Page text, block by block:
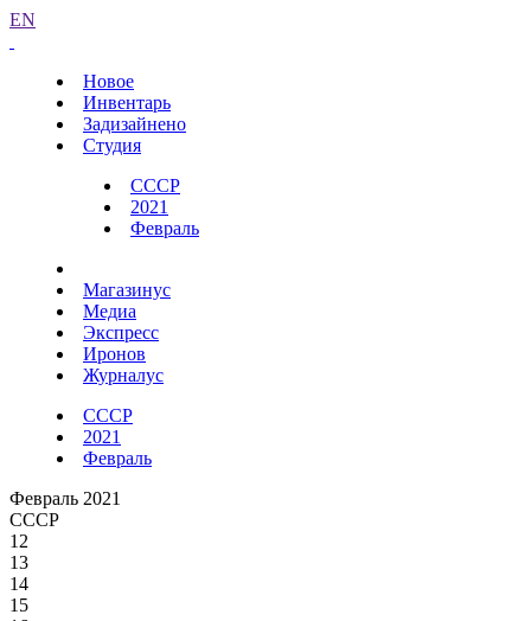
EN
Новое
Инвентарь
Задизайнено
Студия
СССР
2021
Февраль
Магазинус
Медиа
Экспресс
Иронов
Журналус
СССР
2021
Февраль
Февраль 2021
СССР
12
13
14
15